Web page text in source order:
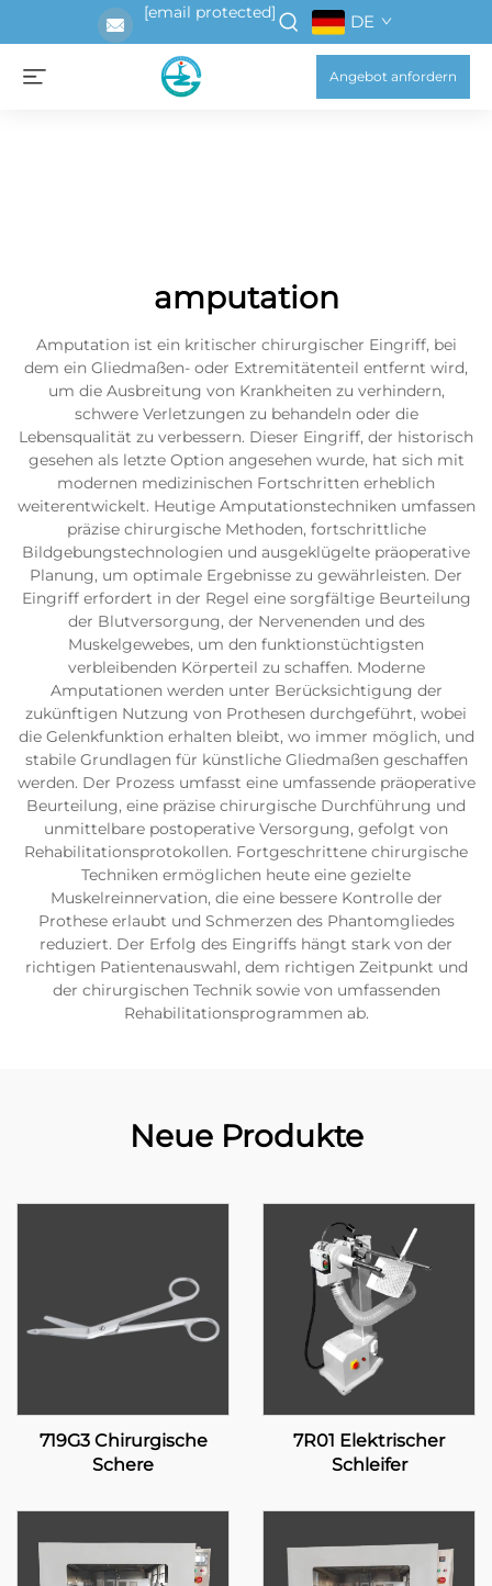
[email protected] DE
Angebot anfordern
amputation
Amputation ist ein kritischer chirurgischer Eingriff, bei
dem ein Gliedmaßen- oder Extremitätenteil entfernt wird,
um die Ausbreitung von Krankheiten zu verhindern,
schwere Verletzungen zu behandeln oder die
Lebensqualität zu verbessern. Dieser Eingriff, der historisch
gesehen als letzte Option angesehen wurde, hat sich mit
modernen medizinischen Fortschritten erheblich
weiterentwickelt. Heutige Amputationstechniken umfassen
präzise chirurgische Methoden, fortschrittliche
Bildgebungstechnologien und ausgeklügelte präoperative
Planung, um optimale Ergebnisse zu gewährleisten. Der
Eingriff erfordert in der Regel eine sorgfältige Beurteilung
der Blutversorgung, der Nervenenden und des
Muskelgewebes, um den funktionstüchtigsten
verbleibenden Körperteil zu schaffen. Moderne
Amputationen werden unter Berücksichtigung der
zukünftigen Nutzung von Prothesen durchgeführt, wobei
die Gelenkfunktion erhalten bleibt, wo immer möglich, und
stabile Grundlagen für künstliche Gliedmaßen geschaffen
werden. Der Prozess umfasst eine umfassende präoperative
Beurteilung, eine präzise chirurgische Durchführung und
unmittelbare postoperative Versorgung, gefolgt von
Rehabilitationsprotokollen. Fortgeschrittene chirurgische
Techniken ermöglichen heute eine gezielte
Muskelreinnervation, die eine bessere Kontrolle der
Prothese erlaubt und Schmerzen des Phantomgliedes
reduziert. Der Erfolg des Eingriffs hängt stark von der
richtigen Patientenauswahl, dem richtigen Zeitpunkt und
der chirurgischen Technik sowie von umfassenden
Rehabilitationsprogrammen ab.
Neue Produkte
719G3 Chirurgische
Schere
7R01 Elektrischer
Schleifer